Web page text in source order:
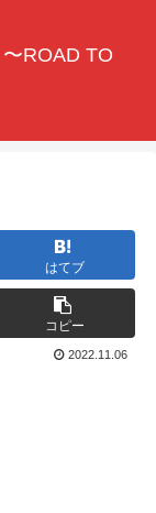
ROAD TO
はてブ
コピー
2022.11.06